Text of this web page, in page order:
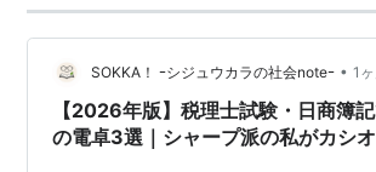
SOKKA！ ｰシジュウカラの社会noteｰ • 1
【2026年版】税理士試験・日商簿
の電卓3選｜シャープ派の私がカシ